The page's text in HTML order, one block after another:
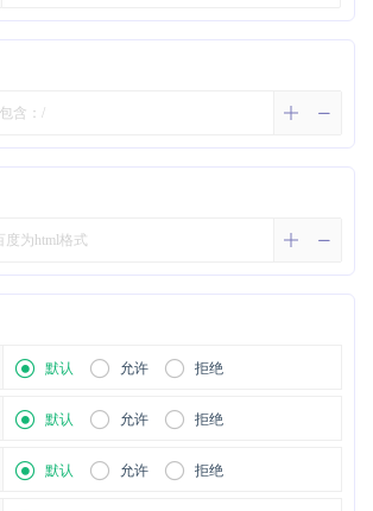
默认 允许 拒绝
默认 允许 拒绝
默认 允许 拒绝